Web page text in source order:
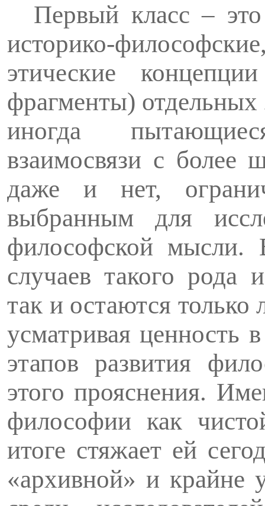
Первый класс –
историко-
этические
фрагменты)
иногда
взаимосвязи с более
даже и нет,
выбранным для
философской мысли.
слу­чаев такого рода
так и остаются
усматривая ценность
этапов развития
этого прояснения.
философии как
итоге стяжает ей
«архивной» и крайне